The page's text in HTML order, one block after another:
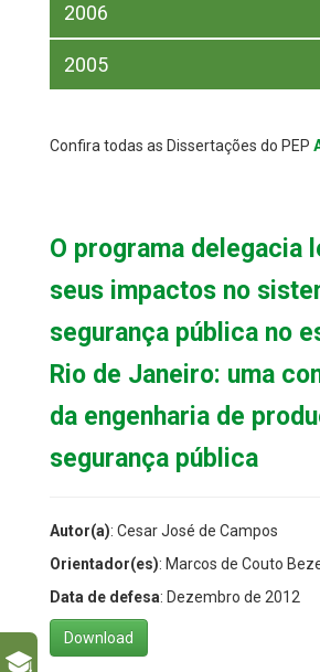
2006
2005
Confira todas as Dissertações do PEP
O programa delegacia
seus impactos no
segurança pública no
Rio de Janeiro: uma
da engenharia de
segurança pública
Autor(a): Cesar José de Campos
Orientador(es): Marcos de Couto
Data de defesa: Dezembro de 2012
Download